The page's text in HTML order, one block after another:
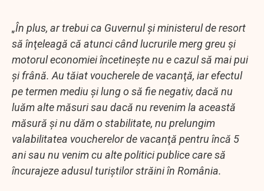
„În plus, ar trebui ca Guvernul şi ministerul de resort
să înţeleagă că atunci când lucrurile merg greu şi
motorul economiei încetineşte nu e cazul să mai pui
şi frână. Au tăiat voucherele de vacanţă, iar efectul
pe termen mediu şi lung o să fie negativ, dacă nu
luăm alte măsuri sau dacă nu revenim la această
măsură şi nu dăm o stabilitate, nu prelungim
valabilitatea voucherelor de vacanţă pentru încă 5
ani sau nu venim cu alte politici publice care să
încurajeze adusul turiştilor străini în România.